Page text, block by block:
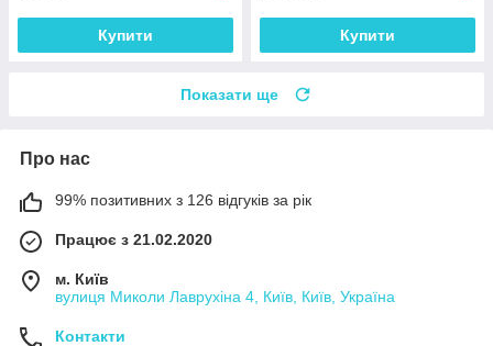
Купити Купити
Показати ще
Про нас
99% позитивних з 126 відгуків за рік
Працює з 21.02.2020
м. Київ
вулиця Миколи Лаврухіна 4, Київ, Київ, Україна
Контакти